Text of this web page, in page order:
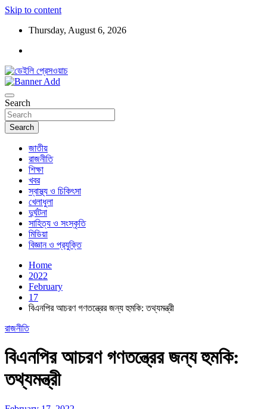
Skip to content
Thursday, August 6, 2026
ডেইলি প্রেসওয়াচ
Search
Search
জাতীয়
রাজনীতি
শিক্ষা
খবর
স্বাস্থ্য ও চিকিৎসা
খেলাধুলা
দুর্ঘটনা
সাহিত্য ও সংস্কৃতি
মিডিয়া
বিজ্ঞান ও প্রযুক্তি
Home
2022
February
17
বিএনপির আচরণ গণতন্ত্রের জন্য হুমকি: তথ্যমন্ত্রী
রাজনীতি
বিএনপির আচরণ গণতন্ত্রের জন্য হুমকি:
তথ্যমন্ত্রী